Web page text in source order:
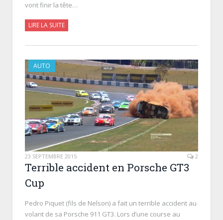
vont finir la tête…
LIRE LA SUITE
AUTO
23 SEPTEMBRE 2015 2
Terrible accident en Porsche GT3
Cup
Pedro Piquet (fils de Nelson) a fait un terrible accident au
volant de sa Porsche 911 GT3. Lors d’une course au